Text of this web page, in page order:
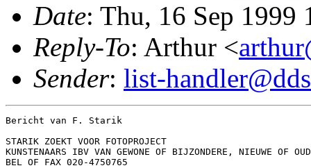
Date: Thu, 16 Sep 1999
Reply-To: Arthur <
Sender: list-
Bericht van F. Starik
STARIK ZOEKT VOOR FOTOPROJECT
KUNSTENAARS IBV VAN GEWONE OF BIJZONDERE, NIEUWE OF
BEL OF FAX 020-4750765